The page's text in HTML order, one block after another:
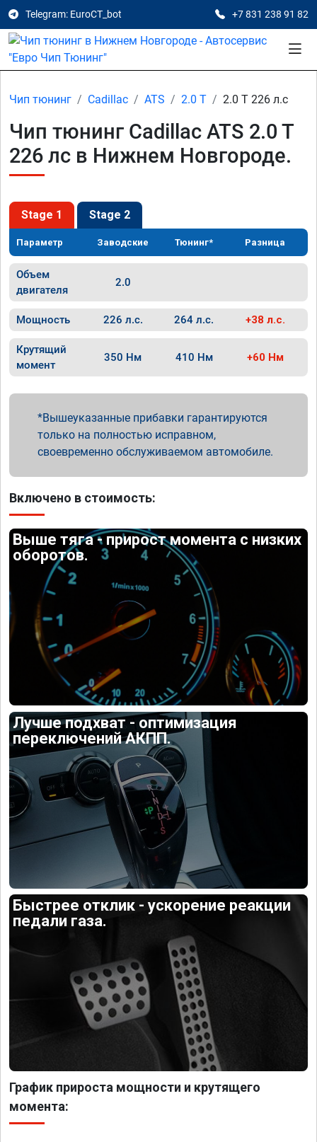
Telegram: EuroCT_bot +7 831 238 91 82
Чип тюнинг Cadillac ATS 2.0 T 2.0 T 226 л.с
Чип тюнинг Cadillac ATS 2.0 T
226 лс в Нижнем Новгороде.
Stage 1 Stage 2
Параметр Заводские Тюнинг* Разница
Объем
двигателя
2.0
Мощность 226 л.с. 264 л.с. +38 л.с.
Крутящий
момент
350 Нм 410 Нм +60 Нм
Вышеуказанные прибавки гарантируются
только на полностью исправном,
своевременно обслуживаемом автомобиле.
Включено в стоимость:
Выше тяга - прирост момента с низких
оборотов.
Лучше подхват - оптимизация
переключений АКПП.
Быстрее отклик - ускорение реакции
педали газа.
График прироста мощности и крутящего
момента: